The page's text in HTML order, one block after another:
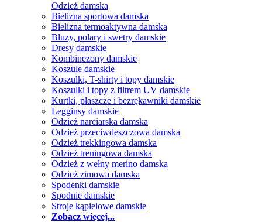
Odzież damska
Bielizna sportowa damska
Bielizna termoaktywna damska
Bluzy, polary i swetry damskie
Dresy damskie
Kombinezony damskie
Koszule damskie
Koszulki, T-shirty i topy damskie
Koszulki i topy z filtrem UV damskie
Kurtki, płaszcze i bezrękawniki damskie
Legginsy damskie
Odzież narciarska damska
Odzież przeciwdeszczowa damska
Odzież trekkingowa damska
Odzież treningowa damska
Odzież z wełny merino damska
Odzież zimowa damska
Spodenki damskie
Spodnie damskie
Stroje kąpielowe damskie
Zobacz więcej...